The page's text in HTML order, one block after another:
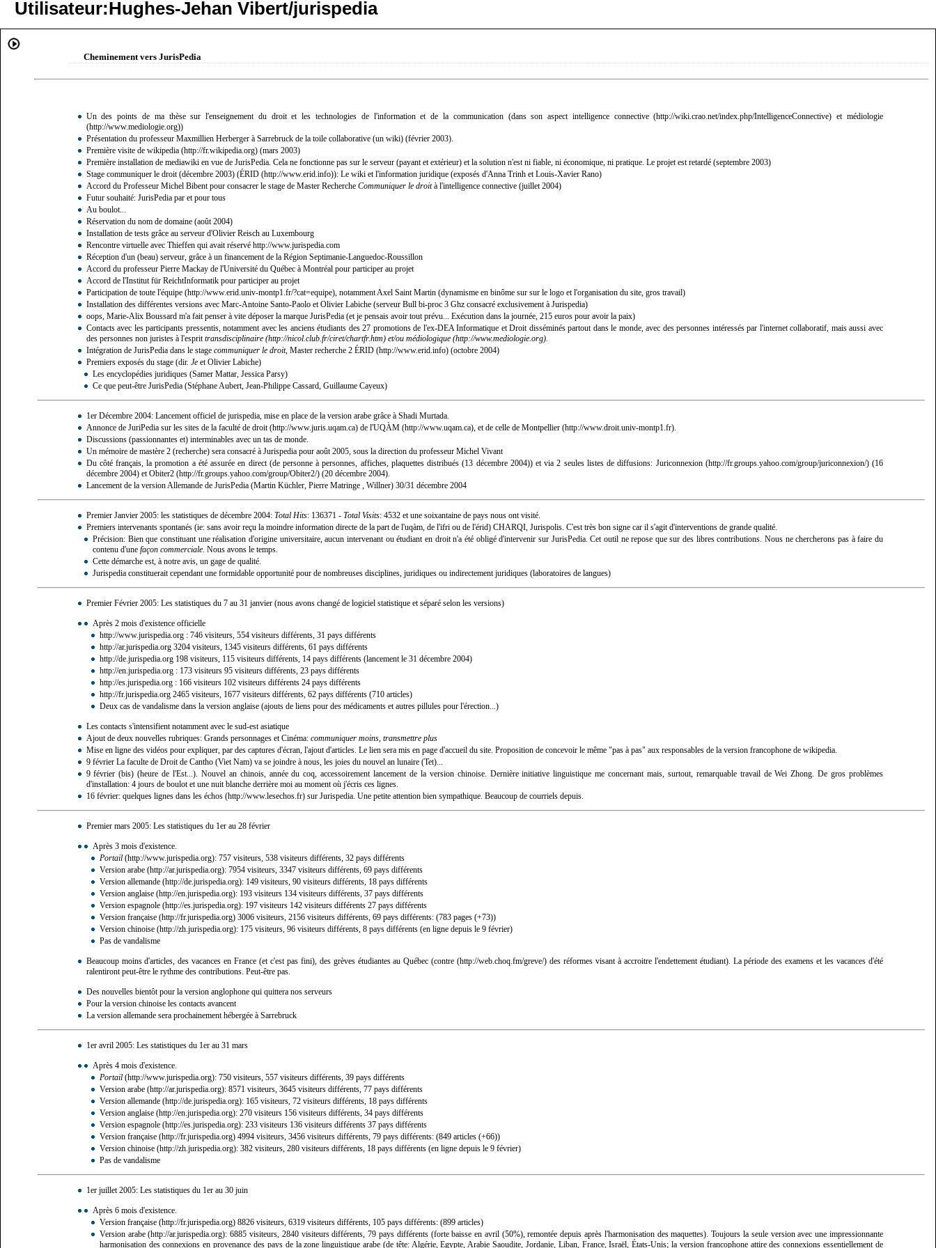
Utilisateur:Hughes-Jehan Vibert/jurispedia
Cheminement vers JurisPedia
Un des points de ma thèse sur l'enseignement du droit et les technologies de l'information et de la communication (dans son aspect intelligence connective etmédiologie
)
Présentation du professeur Maxmillien Herberger à Sarrebruck de la toile collaborative (un wiki) (février 2003).
Première visite de wikipedia
(mars 2003)
Première installation de mediawiki en vue de JurisPedia. Cela ne fonctionne pas sur le serveur (payant et extérieur) et la solution n'est ni fiable, ni économique, ni pratique. Le projet est retardé (septembre 2003)
Stage communiquer le droit (décembre 2003) (ÉRID
): Le wiki et l'information juridique (exposés d'Anna Trinh et Louis-Xavier Rano)
Accord du Professeur Michel Bibent pour consacrer le stage de Master Recherche Communiquer le droità l'intelligence connective (juillet 2004)
Futur souhaité: JurisPedia par et pour tous
Au boulot...
Réservation du nom de domaine (août 2004)
Installation de tests grâce au serveur d'Olivier Reischau Luxembourg
Rencontre virtuelle avec Thieffenqui avait réservé http://www.jurispedia.com
Réception d'un (beau) serveur, grâce à un financement de la Région Septimanie-Languedoc-Roussillon
Accord du professeur Pierre Mackay de l'Université du Québec à Montréal pour participer au projet
Accord de l'Institut für ReichtInformatik pour participer au projet
Participation de toute l'équipe , notammentAxel Saint Martin(dynamisme en binôme sur sur le logo et l'organisation du site, gros travail)
Installation des différentes versions avec Marc-Antoine Santo-PaoloetOlivier Labiche(serveur Bull bi-proc 3 Ghz consacré exclusivement à Jurispedia)
oops, Marie-Alix Boussardm'a fait penser à vite déposer la marque JurisPedia (et je pensais avoir tout prévu... Exécution dans la journée, 215 euros pour avoir la paix)
Contacts avec les participants pressentis, notamment avec les anciens étudiants des 27 promotions de l'ex-DEA Informatique et Droit disséminés partout dans le monde, avec des personnes intéressés par l'internet collaboratif, mais aussi avec
des personnes non juristes à l'esprittransdisciplinaire et/ou médiologique
.
Intégration de JurisPedia dans le stage communiquer le droit, Master recherche 2 ÉRID
(octobre 2004)
Premiers exposés du stage (dir. JeetOlivier Labiche)
Les encyclopédies juridiques (Samer Mattar, Jessica Parsy)
Ce que peut-être JurisPedia (Stéphane Aubert, Jean-Philippe Cassard, Guillaume Cayeux)
1er Décembre 2004: Lancement officiel de jurispedia, mise en place de la version arabe grâce à Shadi Murtada.
Annonce de JuriPedia sur les sites de la faculté de droit de l'UQÀM , et de celle de Montpellier
.
Discussions (passionnantes et) interminables avec un tas de monde.
Un mémoire de mastère 2 (recherche) sera consacré à Jurispedia pour août 2005, sous la direction du professeur Michel Vivant
Du côté français, la promotion a été assurée en direct (de personne à personnes, affiches, plaquettes distribués (13 décembre 2004)) et via 2 seules listes de diffusions: Juriconnexion
(16
décembre 2004) etObiter2
(20 décembre 2004).
Lancement de la version Allemande de JurisPedia (Martin Küchler, Pierre Matringe, Willner) 30/31 décembre 2004
Premier Janvier 2005: les statistiques de décembre 2004: Total Hits: 136371 - Total Visits: 4532 et une soixantaine de pays nous ont visité.
Premiers intervenants spontanés (ie: sans avoir reçu la moindre information directe de la part de l'uqàm, de l'ifri ou de l'érid) CHARQI, Jurispolis. C'est très bon signe car il s'agit d'interventions de grande qualité.
Précision: Bien que constituant une réalisation d'origine universitaire, aucun intervenant ou étudiant en droit n'a été obligé d'intervenir sur JurisPedia. Cet outil ne repose que sur des libres contributions. Nous ne chercherons pas à faire du
contenu d'unefaçon commerciale. Nous avons le temps.
Cette démarche est, à notre avis, un gage de qualité.
Jurispedia constituerait cependant une formidable opportunité pour de nombreuses disciplines, juridiques ou indirectement juridiques (laboratoires de langues)
Premier Février 2005: Les statistiques du 7 au 31 janvier (nous avons changé de logiciel statistique et séparé selon les versions)
Après 2 mois d'existence officielle
http://www.jurispedia.org: 746 visiteurs, 554 visiteurs différents, 31 pays différents
http://ar.jurispedia.org3204 visiteurs, 1345 visiteurs différents, 61 pays différents
http://de.jurispedia.org198 visiteurs, 115 visiteurs différents, 14 pays différents (lancement le 31 décembre 2004)
http://en.jurispedia.org: 173 visiteurs 95 visiteurs différents, 23 pays différents
http://es.jurispedia.org: 166 visiteurs 102 visiteurs différents 24 pays différents
http://fr.jurispedia.org2465 visiteurs, 1677 visiteurs différents, 62 pays différents (710 articles)
Deux cas de vandalisme dans la version anglaise (ajouts de liens pour des médicaments et autres pillules pour l'érection...)
Les contacts s'intensifient notamment avec le sud-est asiatique
Ajout de deux nouvelles rubriques: Grands personnages et Cinéma: communiquer moins, transmettre plus
Mise en ligne des vidéos pour expliquer, par des captures d'écran, l'ajout d'articles. Le lien sera mis en page d'accueil du site. Proposition de concevoir le même "pas à pas" aux responsables de la version francophone de wikipedia.
9 février La faculte de Droit de Cantho (Viet Nam) va se joindre à nous, les joies du nouvel an lunaire (Tet)...
9 février (bis) (heure de l'Est...). Nouvel an chinois, année du coq, accessoirement lancement de la version chinoise. Dernière initiative linguistique me concernant mais, surtout, remarquable travail de Wei Zhong. De gros problèmes
d'installation: 4 jours de boulot et une nuit blanche derrière moi au moment où j'écris ces lignes.
16 février: quelques lignes dans les échos sur Jurispedia. Une petite attention bien sympathique. Beaucoup de courriels depuis.
Premier mars 2005: Les statistiques du 1er au 28 février
Après 3 mois d'existence.
Portail
: 757 visiteurs, 538 visiteurs différents, 32 pays différents
Version arabe
: 7954 visiteurs, 3347 visiteurs différents, 69 pays différents
Version allemande
: 149 visiteurs, 90 visiteurs différents, 18 pays différents
Version anglaise
: 193 visiteurs 134 visiteurs différents, 37 pays différents
Version espagnole
: 197 visiteurs 142 visiteurs différents 27 pays différents
Version française
3006 visiteurs, 2156 visiteurs différents, 69 pays différents: (783 pages (+73))
Version chinoise
: 175 visiteurs, 96 visiteurs différents, 8 pays différents (en ligne depuis le 9 février)
Pas de vandalisme
Beaucoup moins d'articles, des vacances en France (et c'est pas fini), des grèves étudiantes au Québec (contre
des réformes visant à accroitre l'endettement étudiant). La période des examens et les vacances d'été
ralentiront peut-être le rythme des contributions. Peut-être pas.
Des nouvelles bientôt pour la version anglophone qui quittera nos serveurs
Pour la version chinoise les contacts avancent
La version allemande sera prochainement hébergée à Sarrebruck
1er avril 2005: Les statistiques du 1er au 31 mars
Après 4 mois d'existence.
Portail
: 750 visiteurs, 557 visiteurs différents, 39 pays différents
Version arabe
: 8571 visiteurs, 3645 visiteurs différents, 77 pays différents
Version allemande
: 165 visiteurs, 72 visiteurs différents, 18 pays différents
Version anglaise
: 270 visiteurs 156 visiteurs différents, 34 pays différents
Version espagnole
: 233 visiteurs 136 visiteurs différents 37 pays différents
Version française
4994 visiteurs, 3456 visiteurs différents, 79 pays différents: (849 articles (+66))
Version chinoise
: 382 visiteurs, 280 visiteurs différents, 18 pays différents (en ligne depuis le 9 février)
Pas de vandalisme
1er juillet 2005: Les statistiques du 1er au 30 juin
Après 6 mois d'existence.
Version française
8826 visiteurs, 6319 visiteurs différents, 105 pays différents: (899 articles)
Version arabe
: 6885 visiteurs, 2840 visiteurs différents, 79 pays différents (forte baisse en avril (50%), remontée depuis après l'harmonisation des maquettes). Toujours la seule version avec une impressionnante
harmonisation des connexions en provenance des pays de la zone linguistique arabe (de tête: Algérie, Egypte, Arabie Saoudite, Jordanie, Liban, France, Israël, États-Unis; la version francophone attire des connexions essentiellement de